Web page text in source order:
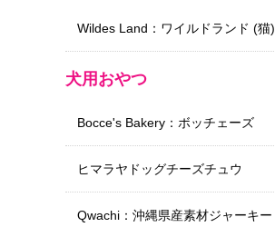
Wildes Land：ワイルドランド (猫)
犬用おやつ
Bocce's Bakery：ボッチェーズ
ヒマラヤドッグチーズチュウ
Qwachi：沖縄県産素材ジャーキー